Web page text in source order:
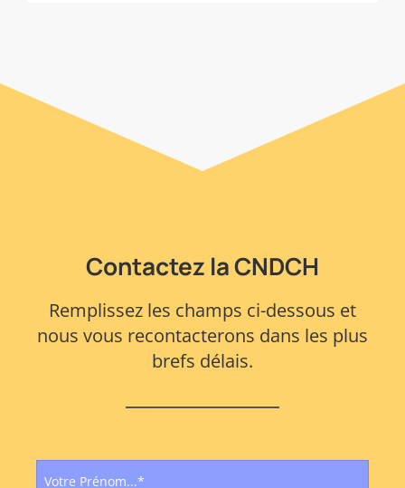
Contactez la CNDCH
Remplissez les champs ci-dessous et
nous vous recontacterons dans les plus
brefs délais.